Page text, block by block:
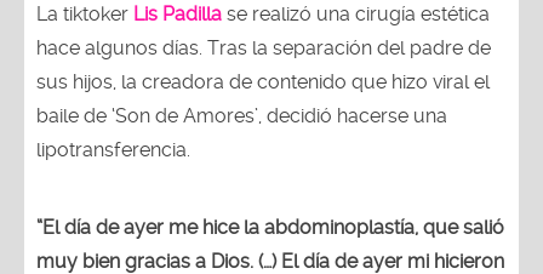
La tiktoker Lis Padilla se realizó una cirugía estética
hace algunos días. Tras la separación del padre de
sus hijos, la creadora de contenido que hizo viral el
baile de ‘Son de Amores’, decidió hacerse una
lipotransferencia.
“El día de ayer me hice la abdominoplastía, que salió
muy bien gracias a Dios. (…) El día de ayer mi hicieron